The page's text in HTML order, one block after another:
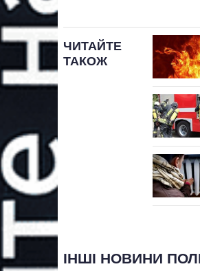
ЧИТАЙТЕ
ТАКОЖ
ІНШІ НОВИНИ